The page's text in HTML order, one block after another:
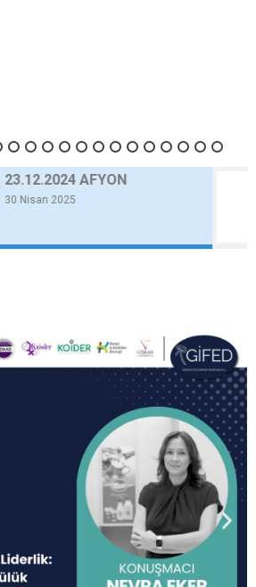
23.12.2024 AFYON
30 Nisan 2025